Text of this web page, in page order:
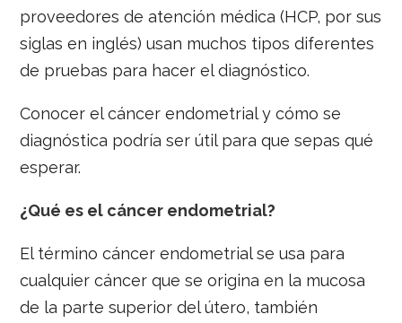
proveedores de atención médica (HCP, por sus
siglas en inglés) usan muchos tipos diferentes
de pruebas para hacer el diagnóstico.
Conocer el cáncer endometrial y cómo se
diagnóstica podría ser útil para que sepas qué
esperar.
¿Qué es el cáncer endometrial?
El término cáncer endometrial se usa para
cualquier cáncer que se origina en la mucosa
de la parte superior del útero, también